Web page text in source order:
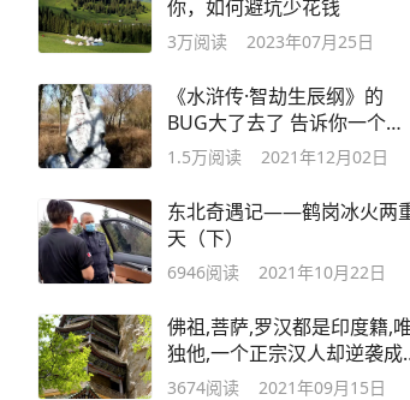
你，如何避坑少花钱
3万阅读 2023年07月25日
《水浒传·智劫生辰纲》的
BUG大了去了 告诉你一个颠
覆性的历史故事
1.5万阅读 2021年12月02日
东北奇遇记——鹤岗冰火两
天（下）
6946阅读 2021年10月22日
佛祖,菩萨,罗汉都是印度籍,唯
独他,一个正宗汉人却逆袭成
佛？(下)
3674阅读 2021年09月15日